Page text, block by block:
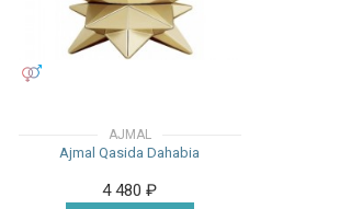
AJMAL
Ajmal Qasida Dahabia
4 480₽